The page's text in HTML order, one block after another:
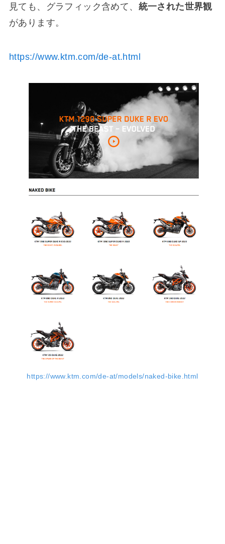
見ても、グラフィック含めて、 統一された世界観
があります。
https://www.ktm.com/de-at.html
https://www.ktm.com/de-at/models/naked-bike.html